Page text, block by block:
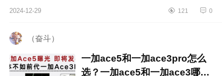
机，那可真是让人纠结得很，下面小
2024-12-29 121 0
（奋斗）
一加ace5和一加ace3pro怎么
选？一加ace5和一加ace3哪个